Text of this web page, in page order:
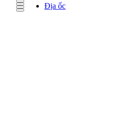
Địa ốc